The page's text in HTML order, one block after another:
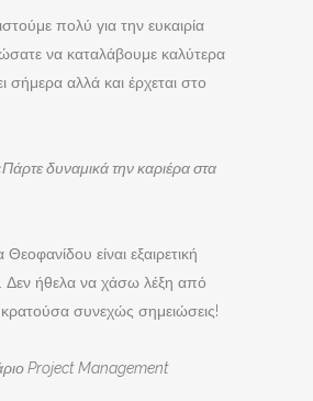
πολύ για την ευκαιρία
να καταλάβουμε καλύτερα
σήμερα αλλά και έρχεται στο
δυναμικά την καριέρα στα
Θεοφανίδου είναι εξαιρετική
Δεν ήθελα να χάσω λέξη από
συνεχώς σημειώσεις!
Project Management